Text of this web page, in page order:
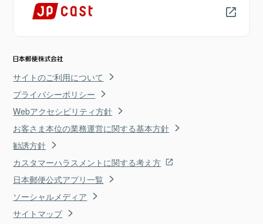
サイトのご利用について
プライバシーポリシー
Webアクセシビリティ方針
お客さま本位の業務運営に関する基本方針
勧誘方針
カスタマーハラスメントに関する考え方
日本郵便公式アプリ一覧
ソーシャルメディア
サイトマップ